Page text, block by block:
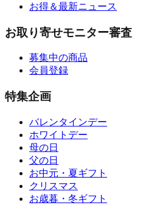
お得＆最新ニュース
お取り寄せモニター審査
募集中の商品
会員登録
特集企画
バレンタインデー
ホワイトデー
母の日
父の日
お中元・夏ギフト
クリスマス
お歳暮・冬ギフト